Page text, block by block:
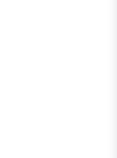
for børn med særlige behov i